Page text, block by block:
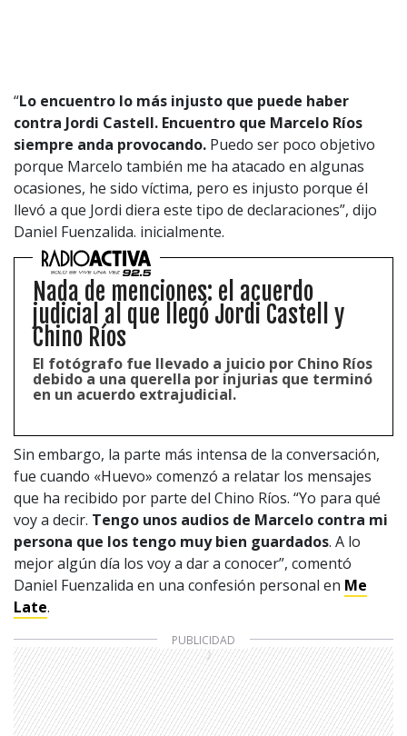
“Lo encuentro lo más injusto que puede haber
contra Jordi Castell. Encuentro que Marcelo Ríos
siempre anda provocando. Puedo ser poco objetivo
porque Marcelo también me ha atacado en algunas
ocasiones, he sido víctima, pero es injusto porque él
llevó a que Jordi diera este tipo de declaraciones”, dijo
Daniel Fuenzalida. inicialmente.
Nada de menciones: el acuerdo
judicial al que llegó Jordi Castell y
Chino Ríos
El fotógrafo fue llevado a juicio por Chino Ríos
debido a una querella por injurias que terminó
en un acuerdo extrajudicial.
Sin embargo, la parte más intensa de la conversación,
fue cuando «Huevo» comenzó a relatar los mensajes
que ha recibido por parte del Chino Ríos. “Yo para qué
voy a decir. Tengo unos audios de Marcelo contra mi
persona que los tengo muy bien guardados. A lo
mejor algún día los voy a dar a conocer”, comentó
Daniel Fuenzalida en una confesión personal en Me
Late.